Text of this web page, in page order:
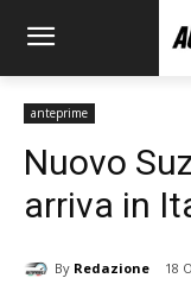
anteprime
Nuovo
arriva in
By Redazione 18